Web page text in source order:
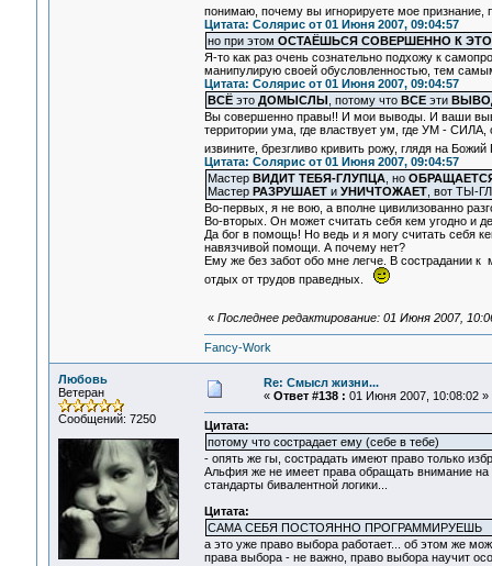
понимаю, почему вы игнорируете мое
Цитата: Солярис от 01 Июня 2007, 09:04:57
но при этом ОСТАЁШЬСЯ СОВЕРШЕННО К
Я-то как раз очень сознательно подхожу к
манипулирую своей обусловленностью, тем
Цитата: Солярис от 01 Июня 2007, 09:04:57
ВСЁэто ДОМЫСЛЫ , потому что ВСЕэти
Вы совершенно правы!! И мои выводы. И ваши
территории ума, где властвует ум, где УМ -
извините, брезгливо кривить рожу, глядя на
Цитата: Солярис от 01 Июня 2007, 09:04:57
Мастер ВИДИТ ТЕБЯ-ГЛУПЦА, но
Мастер РАЗРУШАЕТи УНИЧТОЖАЕТ, вот ТЫ-
Во-первых, я не вою, а вполне цивилизованно
Во-вторых. Он может считать себя кем угодно и
Да бог в помощь! Но ведь и я могу считать себя
навязчивой помощи. А почему нет?
Ему же без забот обо мне легче. В сострадании
отдых от трудов праведных.
« Последнее редактирование: 01 Июня 2007,
Fancy-Work
Любовь
Ветеран
Сообщений: 7250
Re: Смысл жизни...
« Ответ #138 : 01 Июня 2007, 10:08:02 »
Цитата:
потому что сострадает ему (себе в тебе)
- опять же гы, сострадать имеют право только
Альфия же не имеет права обращать внимание
стандарты бивалентной логики...
Цитата:
САМА СЕБЯ ПОСТОЯННО ПРОГРАММИРУЕШЬ
а это уже право выбора работает... об этом же
права выбора - не важно, право выбора научит